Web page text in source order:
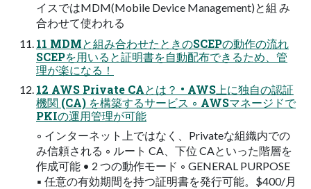
イスではMDM(Mobile Device Management)と組 み
合わせて使われる
11 MDMと組み合わせたときのSCEPの動作の流れ
SCEPを用いると証明書を自動配布できるため、管
理が楽になる！
12 AWS Private CAとは？ • AWS上に独自の認証
機関 (CA) を構築するサービス ◦ AWSマネージドで
PKIの運用管理が可能
◦ インターネット上ではなく、Privateな組織内での
み信頼される ◦ ルート CA、下位 CAといった階層を
作成可能 • 2 つの動作モード ◦ GENERAL PURPOSE
▪ 任意の有効期間を持つ証明書を発行可能。$400/月